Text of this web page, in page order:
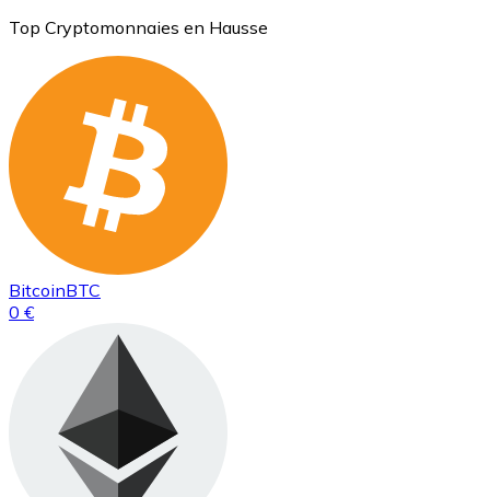
Top Cryptomonnaies en Hausse
BitcoinBTC
0 €